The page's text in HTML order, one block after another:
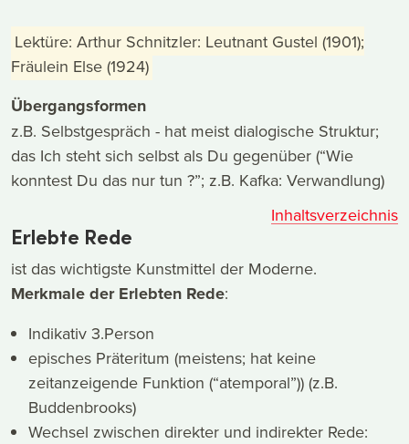
Lektüre: Arthur Schnitzler: Leutnant Gustel (1901);
Fräulein Else (1924)
Übergangsformen
z.B. Selbstgespräch - hat meist dialogische Struktur;
das Ich steht sich selbst als Du gegenüber (“Wie
konntest Du das nur tun ?”; z.B. Kafka: Verwandlung)
Inhaltsverzeichnis
Erlebte Rede
ist das wichtigste Kunstmittel der Moderne.
Merkmale der Erlebten Rede:
Indikativ 3.Person
episches Präteritum (meistens; hat keine
zeitanzeigende Funktion (“atemporal”)) (z.B.
Buddenbrooks)
Wechsel zwischen direkter und indirekter Rede: